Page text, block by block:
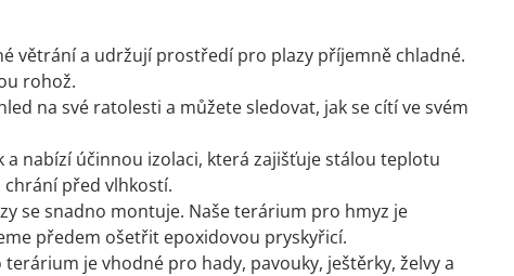
větrání a udržují prostředí pro plazy příjemně chladné.
rohož.
na své ratolesti a můžete sledovat, jak se cítí ve svém
nabízí účinnou izolaci, která zajišťuje stálou teplotu
před vlhkostí.
se snadno montuje. Naše terárium pro hmyz je
předem ošetřit epoxidovou pryskyřicí.
je vhodné pro hady, pavouky, ještěrky, želvy a